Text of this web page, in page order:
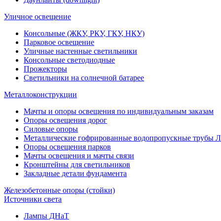
Уличное освещение
Консольные (ЖКУ, РКУ, ГКУ, НКУ)
Парковое освещение
Уличные настенные светильники
Консольные светодиодные
Прожекторы
Светильники на солнечной батарее
Металлоконструкции
Мачты и опоры освещения по индивидуальным заказам
Опоры освещения дорог
Силовые опоры
Металлические гофрированные водопропускные
Опоры освещения парков
Мачты освещения и мачты связи
Кронштейны для светильников
Закладные детали фундамента
Железобетонные опоры (стойки)
Источники света
Лампы ДНаТ